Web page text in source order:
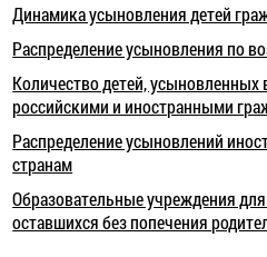
Динамика усыновления детей
Распределение усыновления по
Количество детей, усыновленных
российскими и иностранными
Распределение усыновлений
странам
Образовательные учреждения
оставшихся без попечения